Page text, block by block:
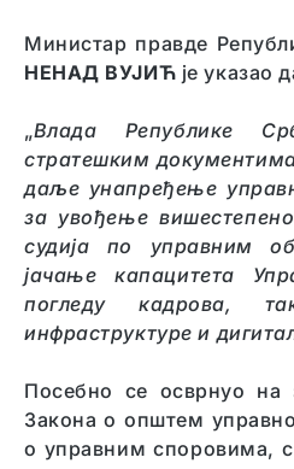
Министар правде
НЕНАД ВУЈИЋ је указао
„Влада Републике
стратешким
даље унапређење
за увођење
судија по управним
јачање капацитета
погледу кадрова,
инфраструктуре и
Посебно се осврнуо на
Закона о општем
о управним споровима,